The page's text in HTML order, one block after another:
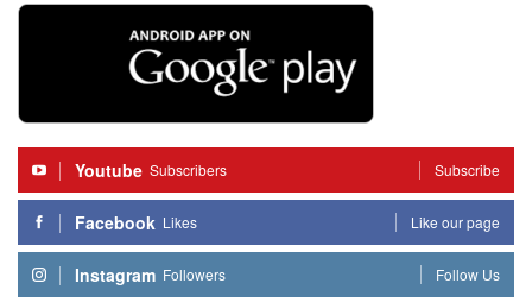
Youtube Subscribers Subscribe
Facebook Likes Like our page
Instagram Followers Follow Us